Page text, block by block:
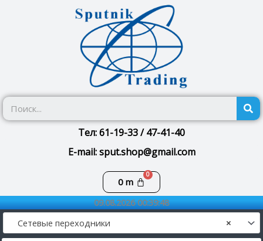
Тел: 61-19-33 / 47-41-40
E-mail: sput.shop@gmail.com
0m
Корзина
09.08.2026 00:39:48
×
Сетевые переходники